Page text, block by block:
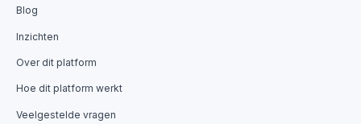
Blog
Inzichten
Over dit platform
Hoe dit platform werkt
Veelgestelde vragen